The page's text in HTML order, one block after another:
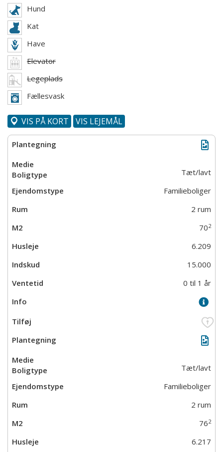
Hund
Kat
Have
Elevator
Legeplads
Fællesvask
VIS PÅ KORT VIS LEJEMÅL
Tæt/lavt
Familieboliger
2 rum
702
6.209
15.000
0 til 1 år
Tæt/lavt
Familieboliger
2 rum
762
6.217